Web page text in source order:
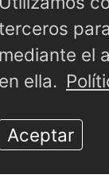
el
ella.
Aceptar